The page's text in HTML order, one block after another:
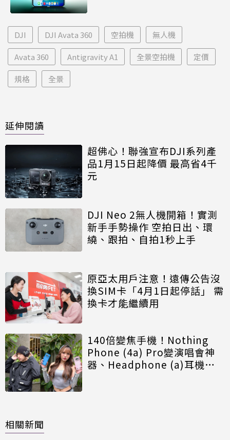
DJI DJI Avata 360 空拍機 無人機
Avata 360 Antigravity A1 全景空拍機 定價
規格 全景
延伸閱讀
超佛心！聯強宣布DJI系列產
品1月15日起降價 最高省4千
元
DJI Neo 2無人機開箱！實測
新手手勢操作 空拍日出、環
繞、跟拍、自拍1秒上手
原亞太用戶注意！遠傳公告沒
換SIM卡「4月1日起停話」 需
換卡才能繼續用
140倍變焦手機！Nothing
Phone (4a) Pro變演唱會神
器、Headphone (a)耳機可
相關新聞